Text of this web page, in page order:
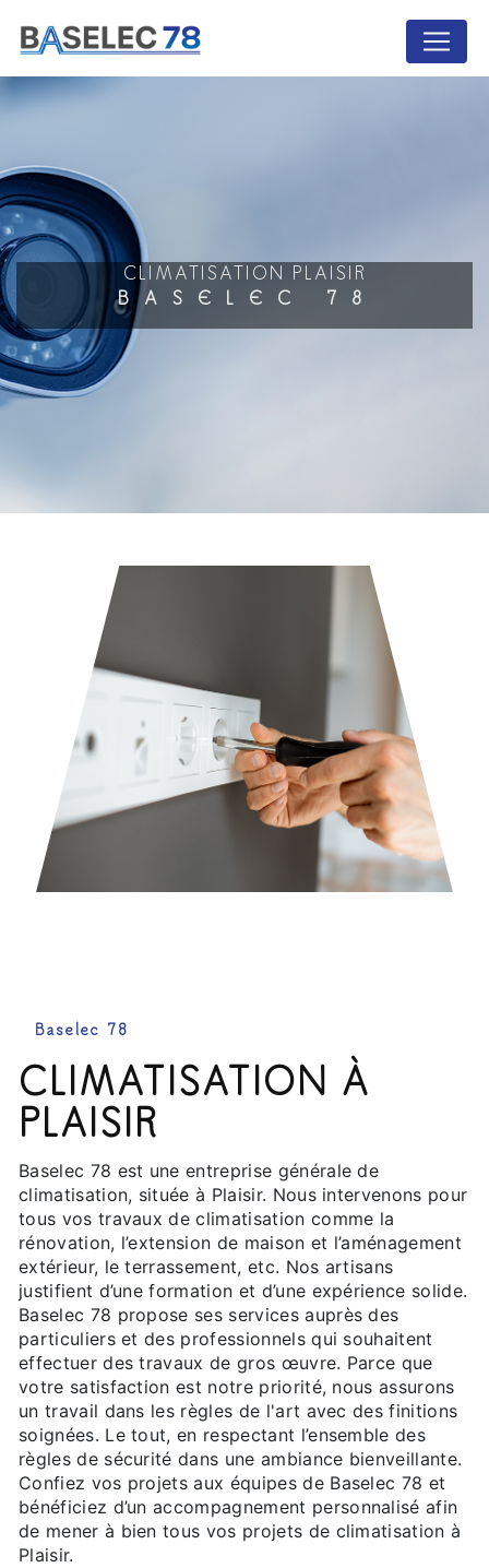
CLIMATISATION PLAISIR
BASELEC 78
Baselec 78
CLIMATISATION À
PLAISIR
Baselec 78 est une entreprise générale de
climatisation, située à Plaisir. Nous intervenons pour
tous vos travaux de climatisation comme la
rénovation, l’extension de maison et l’aménagement
extérieur, le terrassement, etc. Nos artisans
justifient d’une formation et d’une expérience solide.
Baselec 78 propose ses services auprès des
particuliers et des professionnels qui souhaitent
effectuer des travaux de gros œuvre. Parce que
votre satisfaction est notre priorité, nous assurons
un travail dans les règles de l'art avec des finitions
soignées. Le tout, en respectant l’ensemble des
règles de sécurité dans une ambiance bienveillante.
Confiez vos projets aux équipes de Baselec 78 et
bénéficiez d’un accompagnement personnalisé afin
de mener à bien tous vos projets de climatisation à
Plaisir.